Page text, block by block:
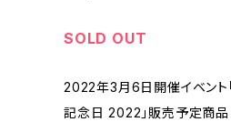
SOLD OUT
2022年3月6日開催イベント
記念日 2022」販売予定商品